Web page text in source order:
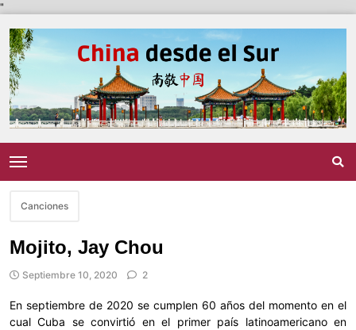
"
Canciones
Mojito, Jay Chou
Septiembre 10, 2020 2
En septiembre de 2020 se cumplen 60 años del momento en el
cual Cuba se convirtió en el primer país latinoamericano en